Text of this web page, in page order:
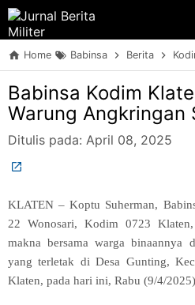
Home Babinsa Berita
Babinsa Kodim
Warung Angkringan
Ditulis pada: April 08, 2025
KLATEN – Koptu Suherman,
22 Wonosari, Kodim 0723
makna bersama warga binaannya
yang terletak di Desa Gunting,
Klaten, pada hari ini, Rabu (9/4/